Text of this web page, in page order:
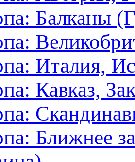
Балканы
Италия,
Кавказ,
Ближнее